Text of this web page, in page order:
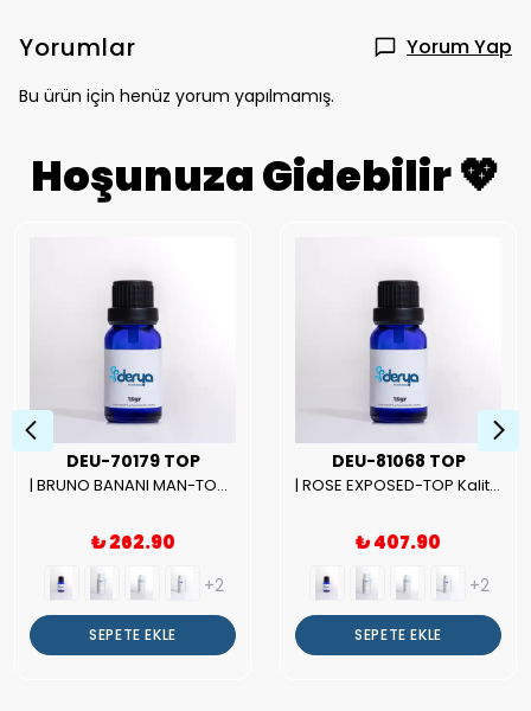
Yorumlar Yorum Yap
Bu ürün için henüz yorum yapılmamış.
Hoşunuza Gidebilir 💖
DEU-70179 TOP
| BRUNO BANANI MAN-TOP Kalite Erkek Parfüm Esansı.|
₺ 262.90
+2
SEPETE EKLE
DEU-81068 TOP
| ROSE EXPOSED-TOP Kalite Unısex Parfüm Esansı.|
₺ 407.90
+2
SEPETE EKLE